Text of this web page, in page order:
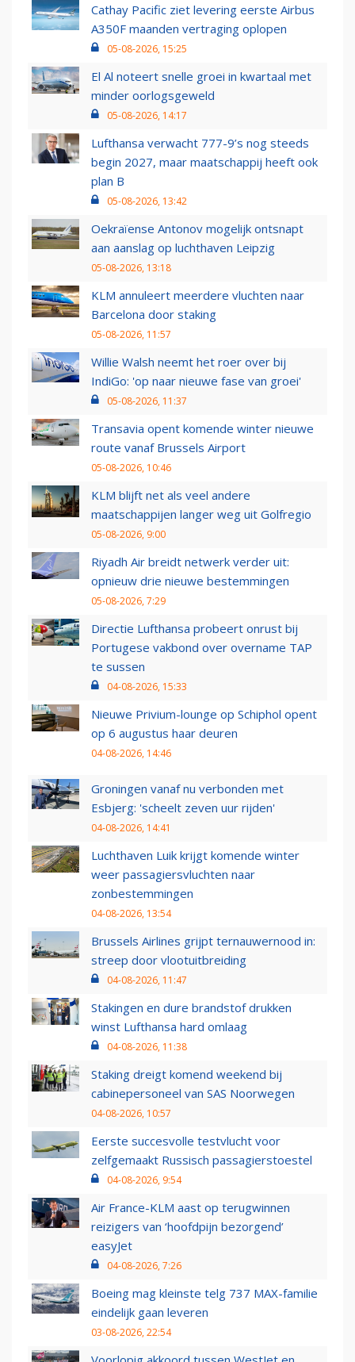
Cathay Pacific ziet levering eerste Airbus
A350F maanden vertraging oplopen
05-08-2026, 15:25
El Al noteert snelle groei in kwartaal met
minder oorlogsgeweld
05-08-2026, 14:17
Lufthansa verwacht 777-9’s nog steeds
begin 2027, maar maatschappij heeft ook
plan B
05-08-2026, 13:42
Oekraïense Antonov mogelijk ontsnapt
aan aanslag op luchthaven Leipzig
05-08-2026, 13:18
KLM annuleert meerdere vluchten naar
Barcelona door staking
05-08-2026, 11:57
Willie Walsh neemt het roer over bij
IndiGo: 'op naar nieuwe fase van groei'
05-08-2026, 11:37
Transavia opent komende winter nieuwe
route vanaf Brussels Airport
05-08-2026, 10:46
KLM blijft net als veel andere
maatschappijen langer weg uit Golfregio
05-08-2026, 9:00
Riyadh Air breidt netwerk verder uit:
opnieuw drie nieuwe bestemmingen
05-08-2026, 7:29
Directie Lufthansa probeert onrust bij
Portugese vakbond over overname TAP
te sussen
04-08-2026, 15:33
Nieuwe Privium-lounge op Schiphol opent
op 6 augustus haar deuren
04-08-2026, 14:46
Groningen vanaf nu verbonden met
Esbjerg: 'scheelt zeven uur rijden'
04-08-2026, 14:41
Luchthaven Luik krijgt komende winter
weer passagiersvluchten naar
zonbestemmingen
04-08-2026, 13:54
Brussels Airlines grijpt ternauwernood in:
streep door vlootuitbreiding
04-08-2026, 11:47
Stakingen en dure brandstof drukken
winst Lufthansa hard omlaag
04-08-2026, 11:38
Staking dreigt komend weekend bij
cabinepersoneel van SAS Noorwegen
04-08-2026, 10:57
Eerste succesvolle testvlucht voor
zelfgemaakt Russisch passagierstoestel
04-08-2026, 9:54
Air France-KLM aast op terugwinnen
reizigers van ‘hoofdpijn bezorgend’
easyJet
04-08-2026, 7:26
Boeing mag kleinste telg 737 MAX-familie
eindelijk gaan leveren
03-08-2026, 22:54